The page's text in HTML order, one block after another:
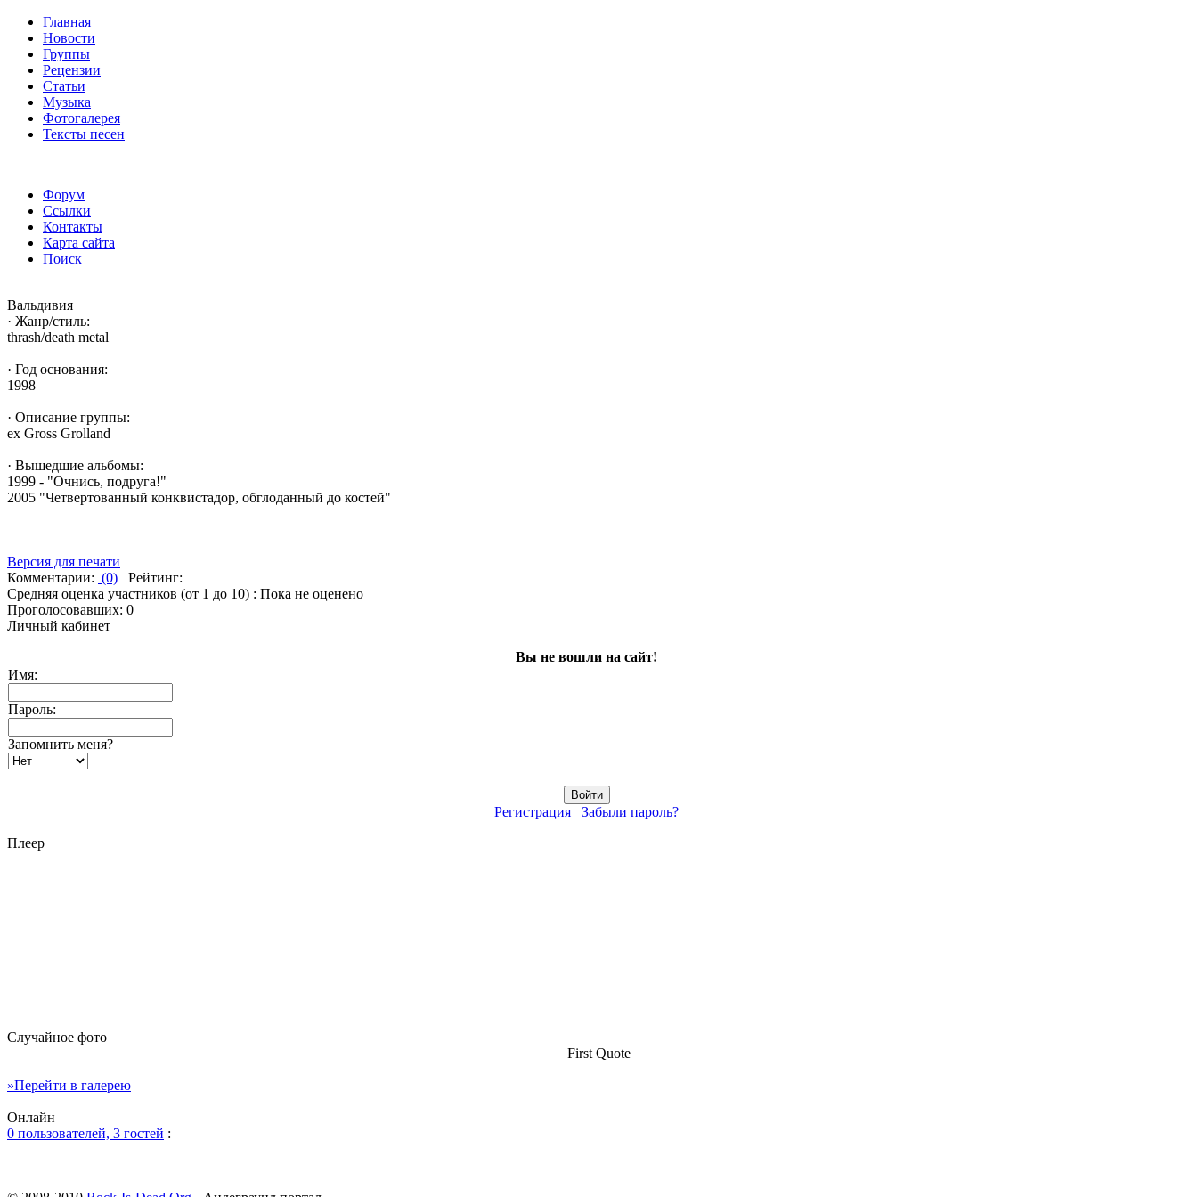
Главная
Новости
Группы
Рецензии
Статьи
Музыка
Фотогалерея
Тексты песен
Форум
Ссылки
Контакты
Карта сайта
Поиск
Вальдивия
· Жанр/стиль:
thrash/death metal
· Год основания:
1998
· Описание группы:
ex Gross Grolland
· Вышедшие альбомы:
1999 - "Очнись, подруга!"
2005 "Четвертованный конквистадор, обглоданный до костей"
Версия для печати
Комментарии: (0) Рейтинг:
Средняя оценка участников (от 1 до 10) : Пока не оценено
Проголосовавших: 0
Личный кабинет
Вы не вошли на сайт!
Имя:
Пароль:
Запомнить меня?
Регистрация Забыли пароль?
Плеер
Случайное фото
First Quote
»Перейти в галерею
Онлайн
0 пользователей, 3 гостей :